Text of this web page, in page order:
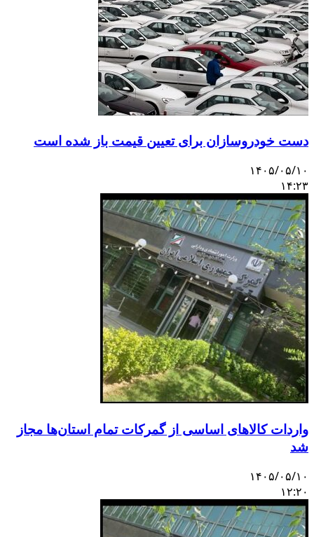
دست خودروسازان برای تعیین قیمت باز شده است
۱۴۰۵/۰۵/۱۰
۱۴:۲۳
واردات کالاهای اساسی از گمرکات تمام استان‌ها مجاز
شد
۱۴۰۵/۰۵/۱۰
۱۲:۲۰